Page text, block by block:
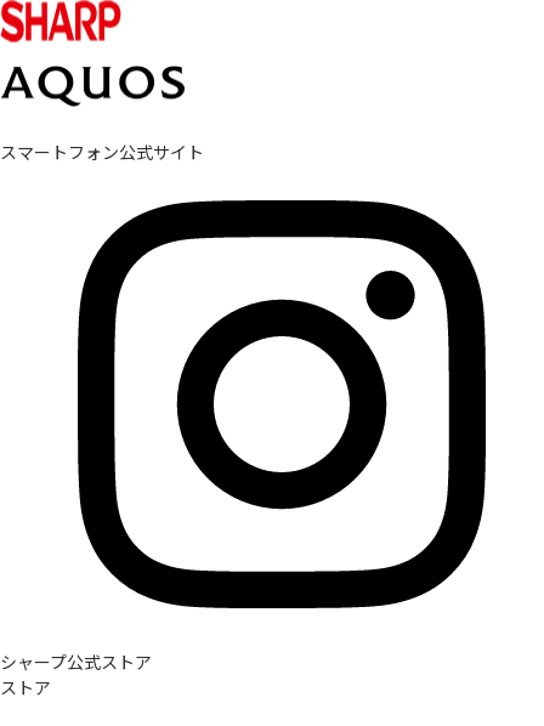
スマートフォン公式サイト
シャープ公式ストア
ストア